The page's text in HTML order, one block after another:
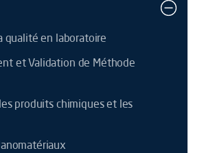
qualité en laboratoire
et Validation de Méthode
produits chimiques et les